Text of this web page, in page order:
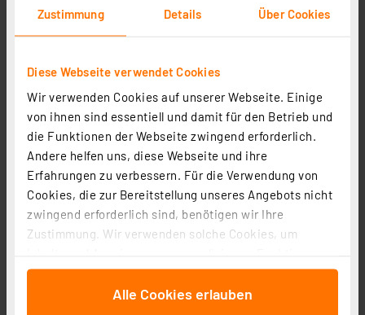
Zustimmung Details Über Cookies
Diese Webseite verwendet Cookies
Wir verwenden Cookies auf unserer Webseite. Einige
von ihnen sind essentiell und damit für den Betrieb und
die Funktionen der Webseite zwingend erforderlich.
Andere helfen uns, diese Webseite und ihre
Erfahrungen zu verbessern. Für die Verwendung von
Cookies, die zur Bereitstellung unseres Angebots nicht
zwingend erforderlich sind, benötigen wir Ihre
Zustimmung. Wir verwenden solche Cookies, um
für soziale Medien anbieten zu können und die Zugriffe
auf unsere Website zu analysieren. Außerdem geben
Alle Cookies erlauben
dnt 4er-Set Heizkörperthermostat ThermoTune, Stand-
Artikel-Nr. 253147
2 3 4 5 (2)
69,95 €
UVP 111,96 € **
Informationen zu Versandkosten